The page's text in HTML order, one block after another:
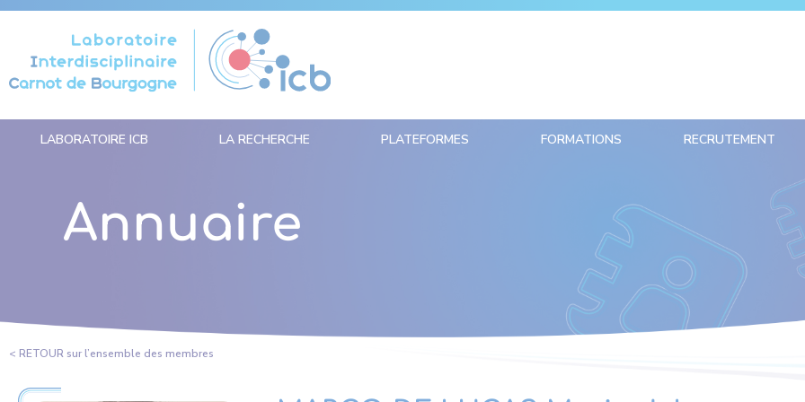
LABORATOIRE ICB LA RECHERCHE PLATEFORMES FORMATIONS RECRUTEMENT
Annuaire
< RETOUR sur l’ensemble des membres
Panneau de gestion des cookies